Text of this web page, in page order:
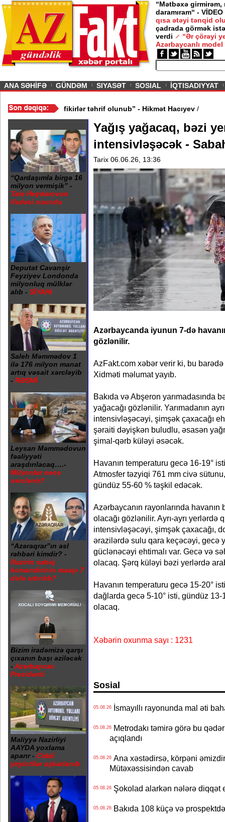
“Mətbəxə girmirəm,
daramıram“ - VİDEO
qısa ətəyi tənqid
çadrada görmək
verdi
“Ər çörəyi
Azərbaycanlı model
ANA SƏHİFƏ GÜNDƏM SIYASƏT SOSIAL İQTISADIYYAT
VİDEO/“Mənə aid bəzi fikirlər təhrif olunub” - Hikmət Hacıyev
“Qardaşımla birgə 16
milyon vermişik” -
Tale Heydərovun
ifadəsi oxundu
Deputat Cavanşir
Feyziyev Londonda
milyonluq mülklər
alıb - SİYAHI
Saleh Məmmədov 1
ilə 176 milyon manat
artıq vəsait xərcləyib
- RƏSMİ
Leysan Məmmədovun
fəaliyyəti
araşdırılacaq….-
Milyonlar necə
xərclənir?
“Azəraqrar”ın əsl
rəhbəri kimdir? -
Nazirin sabiq
komandirinin maaşı 7
dəfə artırılıb?
Bizim iradəmizə qarşı
çıxanın başı əziləcək
- Azərbaycan
Prezidenti
Maliyyə Nazirliyi
AAYDA yoxlama
aparır - Ciddi
yeyintilər aşkarlanıb
Yağış yağacaq, bəzi
intensivləşəcək -
Tarix 06.06.26, 13:36
Azərbaycanda iyunun 7-də
gözlənilir.
AzFakt.com xəbər verir ki, bu
Xidməti məlumat yayıb.
Bakıda və Abşeron yarımadasında
yağacağı gözlənilir. Yarımadanın
intensivləşəcəyi, şimşək çaxacağı
şəraiti dəyişkən buludlu, əsasən
şimal-qərb küləyi əsəcək.
Havanın temperaturu gecə 16-19°
Atmosfer təzyiqi 761 mm civə
gündüz 55-60 % təşkil edəcək.
Azərbaycanın rayonlarında havanın
olacağı gözlənilir. Ayrı-ayrı yerlərdə
intensivləşəcəyi, şimşək çaxacağı,
ərazilərdə sulu qara keçəcəyi, gecə
güclənəcəyi ehtimalı var. Gecə və
olacaq. Şərq küləyi bəzi yerlərdə
Havanın temperaturu gecə 15-20°
dağlarda gecə 5-10° isti, gündüz 13-
olacaq.
Xəbərin oxunma sayı : 1231
Sosial
05.08.26İsmayıllı rayonunda mal əti
05.08.26Metrodakı təmirə görə bu
açıqlandı
05.08.26Ana xəstədirsə, körpəni
Mütəxəssisindən cavab
05.08.26Şokolad alarkən nələrə diqqət
05.08.26Bakıda 108 küçə və